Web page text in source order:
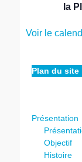
la
Voir le
Plan du site
Présentation
Objectif
Histoire